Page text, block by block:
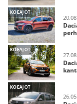
KOEAJOT
KOEAJOT
KOEAJOT